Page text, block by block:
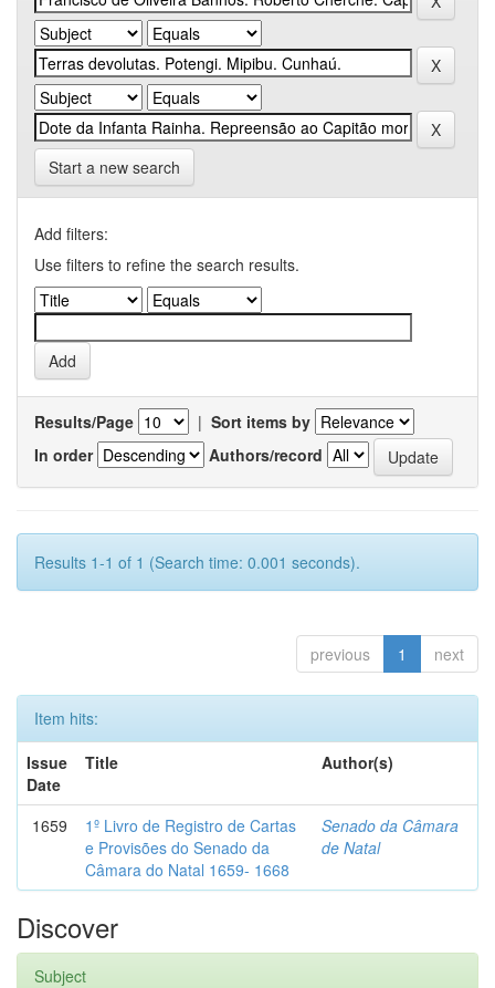
Start a new search
Add filters:
Use filters to refine the search results.
Results/Page | Sort items by
In order
Authors/record
Results 1-1 of 1 (Search time: 0.001 seconds).
previous 1 next
Item hits:
Issue
Date
Title Author(s)
1659
1º Livro de Registro de Cartas
e Provisões do Senado da
Câmara do Natal 1659- 1668
Senado da Câmara
de Natal
Discover
Subject